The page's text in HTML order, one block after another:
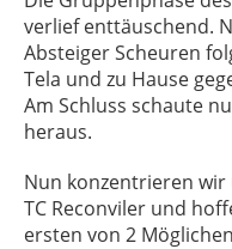
verlief enttäuschend.
Absteiger Scheuren
Tela und zu Hause
Am Schluss schaute
heraus.
Nun konzentrieren wir
TC Reconviler und
ersten von 2